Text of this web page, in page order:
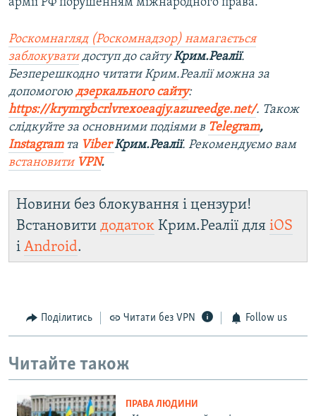
армії РФ порушенням міжнародного права.
Роскомнагляд (Роскомнадзор) намагається
заблокуватидоступ до сайтуКрим.Реалії.
Безперешкодно читати Крим.Реалії можна за
допомогою дзеркального сайту:
https://krymrgbcrlvrexoeaqjy.azureedge.net/. Також
слідкуйте за основними подіями в Telegram,
Instagramта ViberКрим.Реалії. Рекомендуємо вам
встановити VPN.
Новини без блокування і цензури!
Встановити додаток Крим.Реалії для iOS
і Android.
Поділитись Читати без VPN Follow us
Читайте також
ПРАВА ЛЮДИНИ